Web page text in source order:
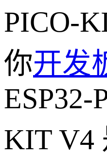
PICO-
你开发
ESP32-
KIT V4